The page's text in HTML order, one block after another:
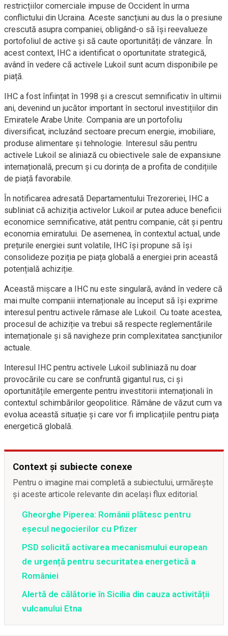
restricțiilor comerciale impuse de Occident în urma
conflictului din Ucraina. Aceste sancțiuni au dus la o presiune
crescută asupra companiei, obligând-o să își reevalueze
portofoliul de active și să caute oportunități de vânzare. În
acest context, IHC a identificat o oportunitate strategică,
având în vedere că activele Lukoil sunt acum disponibile pe
piață.
IHC a fost înființat în 1998 și a crescut semnificativ în ultimii
ani, devenind un jucător important în sectorul investițiilor din
Emiratele Arabe Unite. Compania are un portofoliu
diversificat, incluzând sectoare precum energie, imobiliare,
produse alimentare și tehnologie. Interesul său pentru
activele Lukoil se aliniază cu obiectivele sale de expansiune
internațională, precum și cu dorința de a profita de condițiile
de piață favorabile.
În notificarea adresată Departamentului Trezoreriei, IHC a
subliniat că achiziția activelor Lukoil ar putea aduce beneficii
economice semnificative, atât pentru companie, cât și pentru
economia emiratului. De asemenea, în contextul actual, unde
prețurile energiei sunt volatile, IHC își propune să își
consolideze poziția pe piața globală a energiei prin această
potențială achiziție.
Această mișcare a IHC nu este singulară, având în vedere că
mai multe companii internaționale au început să își exprime
interesul pentru activele rămase ale Lukoil. Cu toate acestea,
procesul de achiziție va trebui să respecte reglementările
internaționale și să navigheze prin complexitatea sancțiunilor
actuale.
Interesul IHC pentru activele Lukoil subliniază nu doar
provocările cu care se confruntă gigantul rus, ci și
oportunitățile emergente pentru investitorii internaționali în
contextul schimbărilor geopolitice. Rămâne de văzut cum va
evolua această situație și care vor fi implicațiile pentru piața
energetică globală.
Context și subiecte conexe
Pentru o imagine mai completă a subiectului, urmărește
și aceste articole relevante din același flux editorial.
Gheorghe Piperea: Românii plătesc pentru
eșecul negocierilor cu Pfizer
PSD solicită activarea mecanismului european
de urgență pentru securitatea energetică a
României
Alertă de călătorie în Sicilia din cauza activității
vulcanului Etna